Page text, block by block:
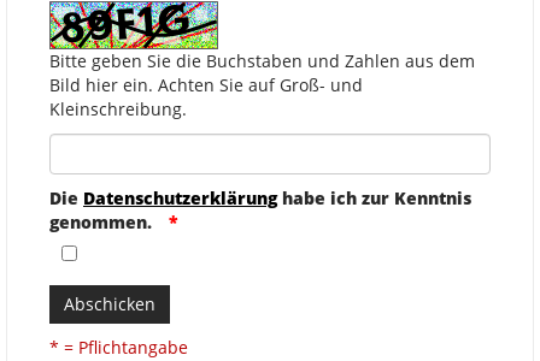
Bitte geben Sie die Buchstaben und Zahlen aus dem
Bild hier ein. Achten Sie auf Groß- und
Kleinschreibung.
Die Datenschutzerklärunghabe ich zur Kenntnis
genommen.
Abschicken
* = Pflichtangabe